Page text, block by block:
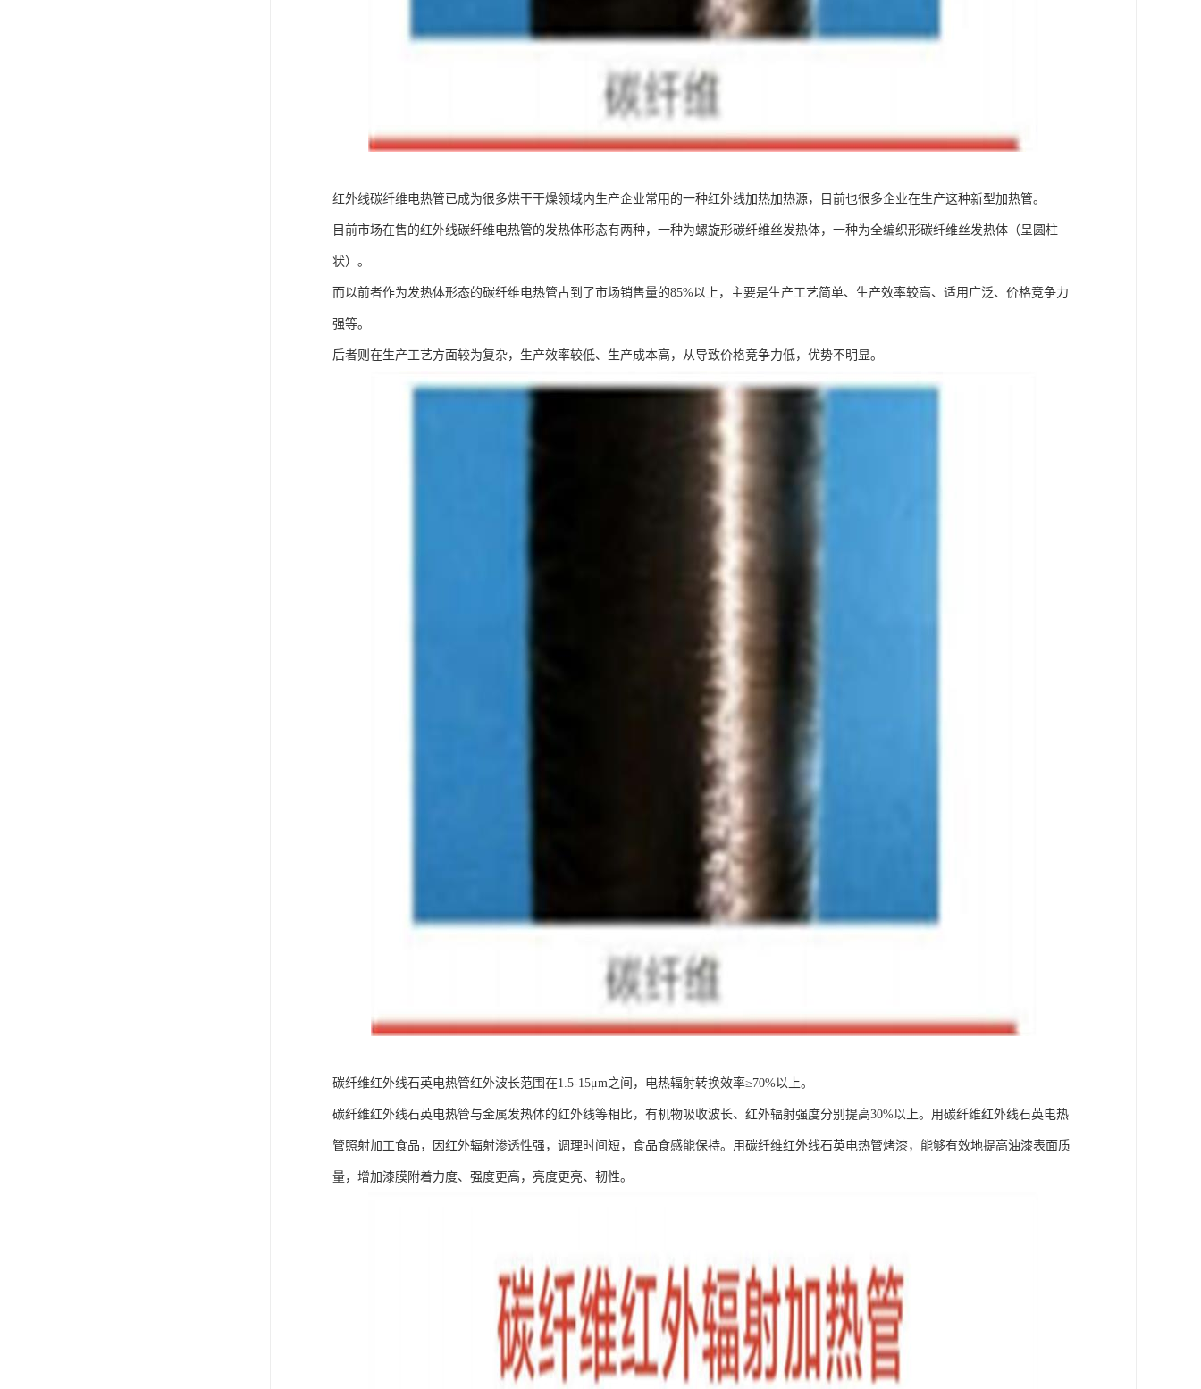
红外线碳纤维电热管已成为很多烘干干燥领域内生产企业常用的一种红外线加热加热源，目前也很多企业在生产这种新型加热管。
目前市场在售的红外线碳纤维电热管的发热体形态有两种，一种为螺旋形碳纤维丝发热体，一种为全编织形碳纤维丝发热体（呈圆柱
状）。
而以前者作为发热体形态的碳纤维电热管占到了市场销售量的85%以上，主要是生产工艺简单、生产效率较高、适用广泛、价格竞争力
强等。
后者则在生产工艺方面较为复杂，生产效率较低、生产成本高，从导致价格竞争力低，优势不明显。
碳纤维红外线石英电热管红外波长范围在1.5-15μm之间，电热辐射转换效率≥70%以上。
碳纤维红外线石英电热管与金属发热体的红外线等相比，有机物吸收波长、红外辐射强度分别提高30%以上。用碳纤维红外线石英电热
管照射加工食品，因红外辐射渗透性强，调理时间短，食品食感能保持。用碳纤维红外线石英电热管烤漆，能够有效地提高油漆表面质
量，增加漆膜附着力度、强度更高，亮度更亮、韧性。